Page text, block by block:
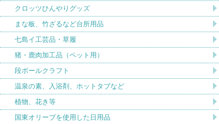
クロッツひんやりグッズ
まな板、竹ざるなど台所用品
七島イ工芸品・草履
猪・鹿肉加工品（ペット用）
段ボールクラフト
温泉の素、入浴剤、ホットタブなど
植物、花き等
国東オリーブを使用した日用品